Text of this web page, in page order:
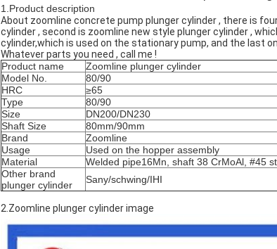
1.Product description
About zoomline concrete pump plunger cylinder , there is
cylinder , second is zoomline new style plunger cylinder ,
cylinder,which is used on the stationary pump, and the last
Whatever parts you need , call me !
Product name
Zoomline plunger cylinder
Model No.
80/90
HRC
≥65
Type
80/90
Size
DN200/DN230
Shaft Size
80mm/90mm
Brand
Zoomline
Usage
Used on the hopper assembly
Material
Welded pipe16Mn, shaft 38 CrMoAl, #45
Other brand
plunger cylinder
Sany/schwing/IHI
2.Zoomline plunger cylinder image